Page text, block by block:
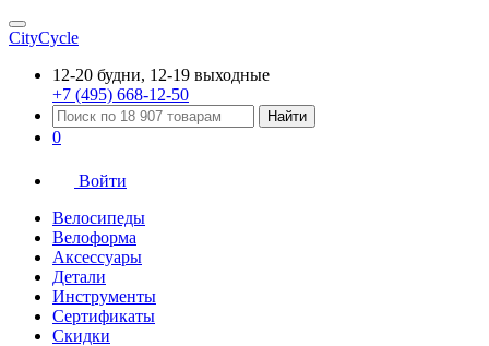
CityCycle
12-20 будни, 12-19 выходные
+7 (495) 668-12-50
Найти
0
Войти
Велосипеды
Велоформа
Аксессуары
Детали
Инструменты
Сертификаты
Скидки